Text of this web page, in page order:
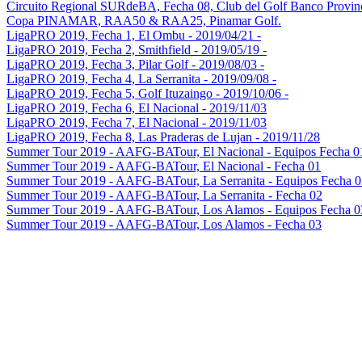
Circuito Regional SURdeBA, Fecha 08, Club del Golf Banco
Copa PINAMAR, RAA50 & RAA25, Pinamar Golf.
LigaPRO 2019, Fecha 1, El Ombu - 2019/04/21 -
LigaPRO 2019, Fecha 2, Smithfield - 2019/05/19 -
LigaPRO 2019, Fecha 3, Pilar Golf - 2019/08/03 -
LigaPRO 2019, Fecha 4, La Serranita - 2019/09/08 -
LigaPRO 2019, Fecha 5, Golf Ituzaingo - 2019/10/06 -
LigaPRO 2019, Fecha 6, El Nacional - 2019/11/03
LigaPRO 2019, Fecha 7, El Nacional - 2019/11/03
LigaPRO 2019, Fecha 8, Las Praderas de Lujan - 2019/11/28
Summer Tour 2019 - AAFG-BATour, El Nacional - Equipos Fecha
Summer Tour 2019 - AAFG-BATour, El Nacional - Fecha 01
Summer Tour 2019 - AAFG-BATour, La Serranita - Equipos Fecha
Summer Tour 2019 - AAFG-BATour, La Serranita - Fecha 02
Summer Tour 2019 - AAFG-BATour, Los Alamos - Equipos Fecha
Summer Tour 2019 - AAFG-BATour, Los Alamos - Fecha 03